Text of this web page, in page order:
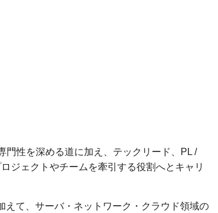
性を深める道に加え、テックリード、PL /
ジェクトやチームを牽引する役割へとキャリ
えて、サーバ・ネットワーク・クラウド領域の